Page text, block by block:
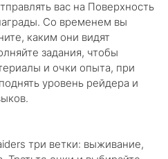
вас на Поверхность
Со временем вы
каким они видят
задания, чтобы
и очки опыта, при
уровень рейдера и
три ветки: выживание,